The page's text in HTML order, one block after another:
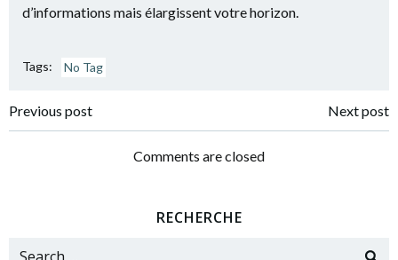
d’informations mais élargissent votre horizon.
Tags: No Tag
Post
navigation
Previous post
navigation
Next post
Comments are closed
RECHERCHE
Search